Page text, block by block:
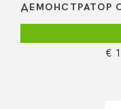
ДЕМОНСТРАТОР
€